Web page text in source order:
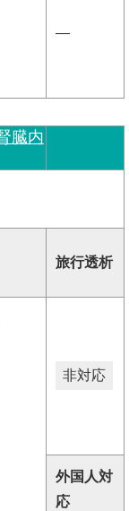
―
臓内
旅行透析
非対応
外国人対
応